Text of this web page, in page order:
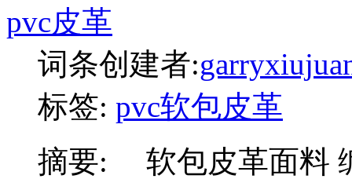
pvc皮革
词条创建者:
标签: pvc软包皮革
摘要: 软包皮革面料